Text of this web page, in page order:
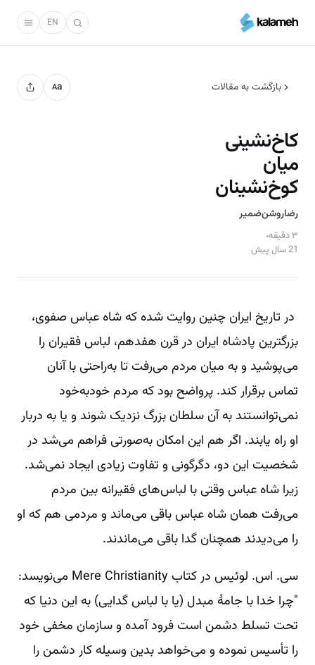
محتوای
EN
بازگشت به مقالات Aa
کاخ‌نشینی
میان
کوخ‌نشینان
رضا‌روشن‌ضمیر
۳ دقیقه
21 سال پیش
در تاریخ ایران ‌چنین روایت شده که شاه‌ عباس صفوی،
بزرگترین پادشاه ایران در قرن هفدهم، لباس فقیران را
می‌پوشید و به ‌میان مردم می‌رفت تا به‌راحتی با آنان
تماس برقرار کند. پرواضح بود که مردم خودبه‌خود
نمی‌توانستند به آن سلطان بزرگ نزدیک شوند و یا به دربار
او راه یابند. اگر هم این امکان به‌صورتی فراهم می‌شد در
شخصیت این دو، دگرگونی و تفاوت زیادی ایجاد نمی‌شد.
زیرا شاه عباس وقتی با لباس‌های فقیرانه بین مردم
می‌رفت همان شاه عباس باقی می‌ماند و مردمی هم که او
را می‌دیدند همچنان گدا باقی می‌ماندند.
سی. اس. لوئیس در کتاب Mere Christianity می‌نویسد:
"چرا خدا با جامۀ مبدل (یا با لباس گدایی) به این دنیا که
تحت تسلط دشمن است فرود آمده و سازمان مخفی خود
را تأسیس نموده و می‌خواهد بدین وسیله کار دشمن را